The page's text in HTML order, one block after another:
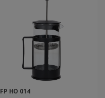
FP HO 014